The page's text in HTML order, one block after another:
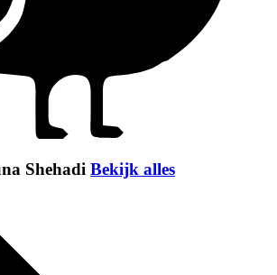
Shehadi Bekijk alles